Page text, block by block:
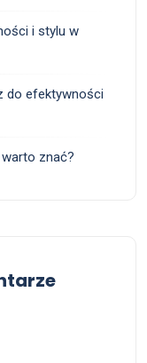
i stylu w
do efektywności
znać?